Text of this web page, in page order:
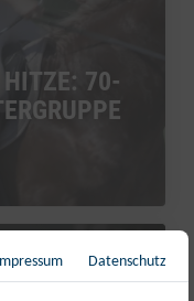
HITZE: 70-
Datenschutz